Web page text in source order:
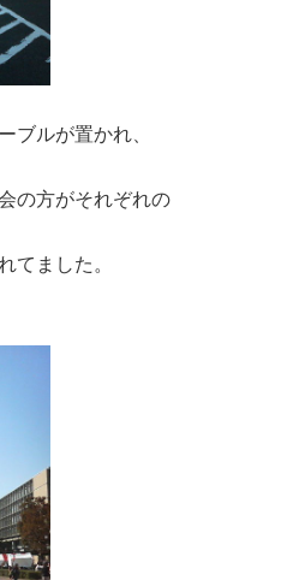
ブルが置かれ、
の方がそれぞれの
てました。